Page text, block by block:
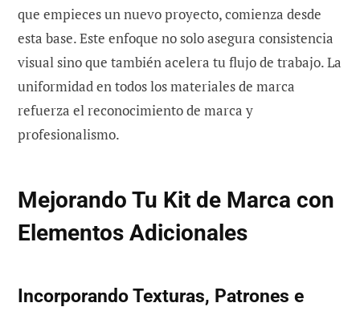
que empieces un nuevo proyecto, comienza desde
esta base. Este enfoque no solo asegura consistencia
visual sino que también acelera tu flujo de trabajo. La
uniformidad en todos los materiales de marca
refuerza el reconocimiento de marca y
profesionalismo.
Mejorando Tu Kit de Marca con
Elementos Adicionales
Incorporando Texturas, Patrones e